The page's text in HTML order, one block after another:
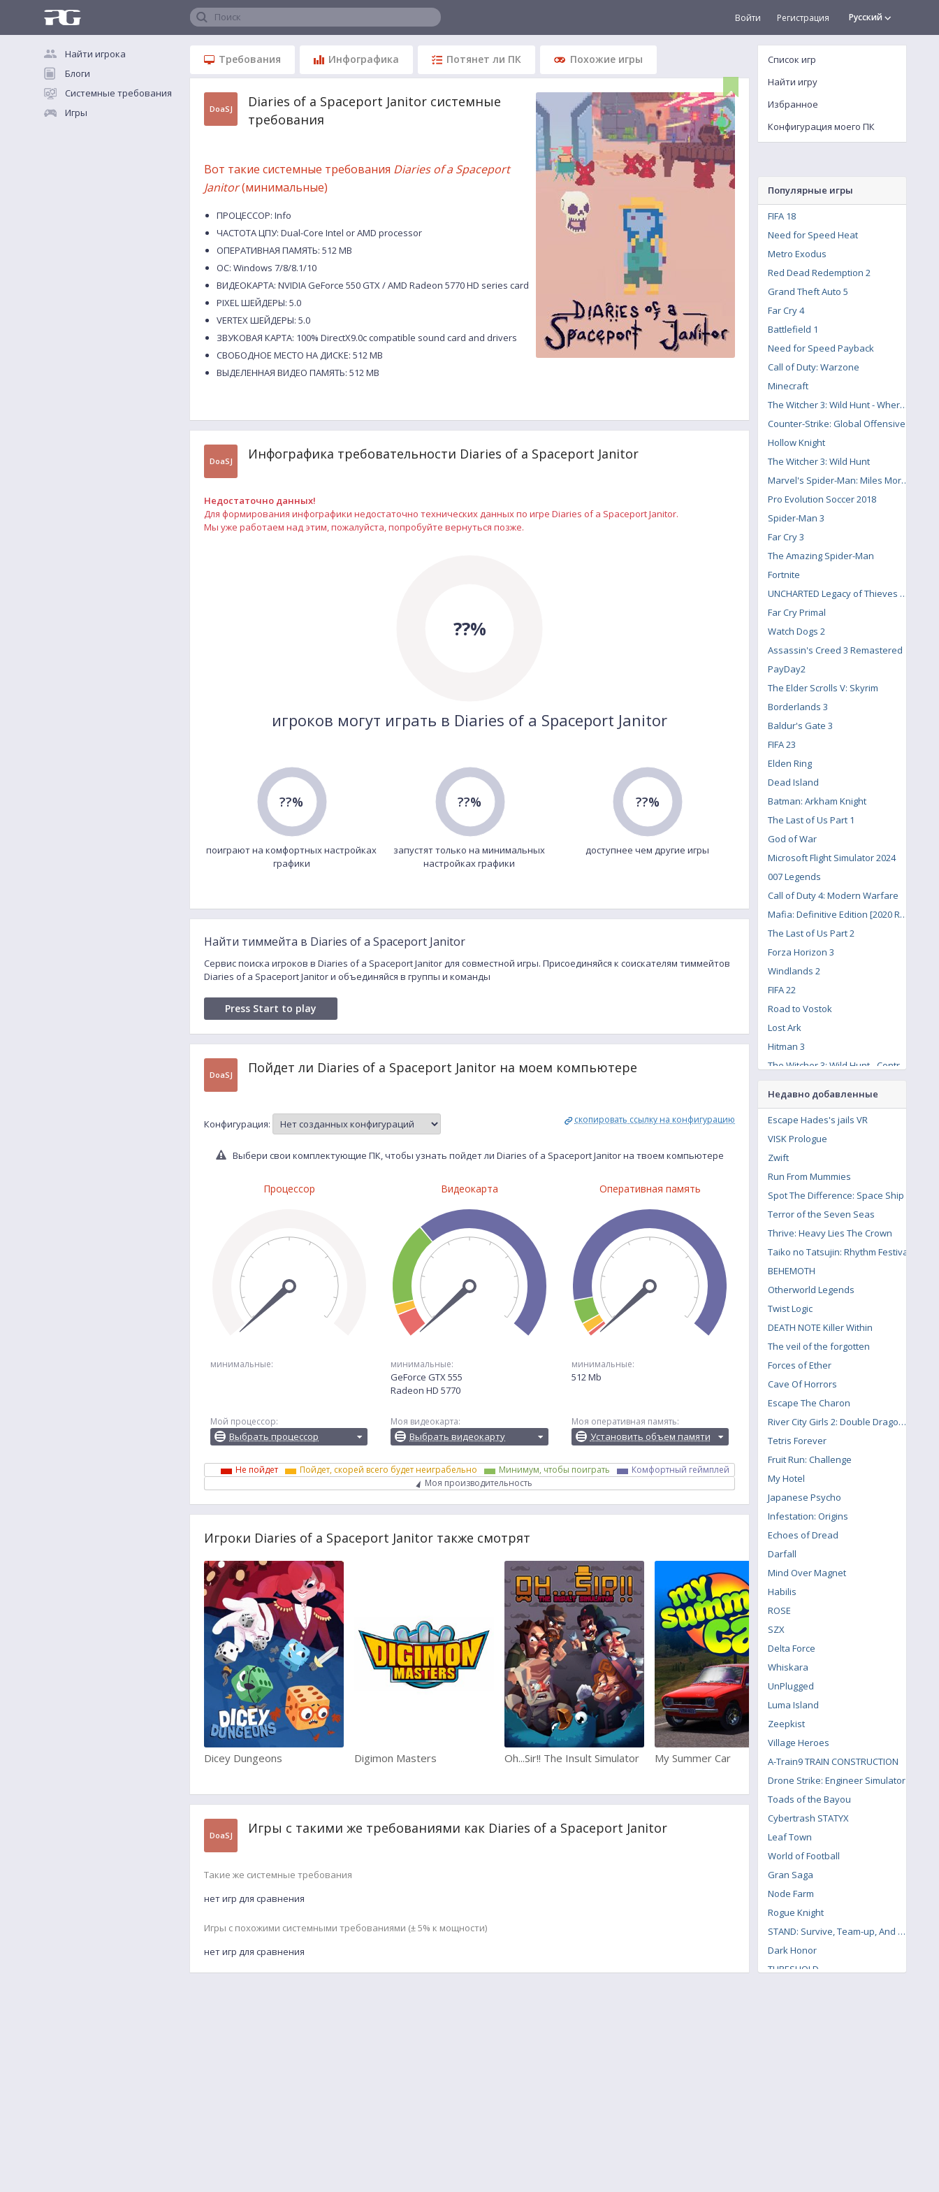
Поиск Русский
Войти Регистрация
Найти игрока
Блоги
Системные требования
Игры
Требования Инфографика Потянет ли ПК Похожие игры
DoaSJ
Diaries of a Spaceport Janitor системные
требования
Вот такие системные требования Diaries of a Spaceport
Janitor(минимальные)
ПРОЦЕССОР: Info
ЧАСТОТА ЦПУ: Dual-Core Intel or AMD processor
ОПЕРАТИВНАЯ ПАМЯТЬ: 512 MB
ОС: Windows 7/8/8.1/10
ВИДЕОКАРТА: NVIDIA GeForce 550 GTX / AMD Radeon 5770 HD series card
PIXEL ШЕЙДЕРЫ: 5.0
VERTEX ШЕЙДЕРЫ: 5.0
ЗВУКОВАЯ КАРТА: 100% DirectX9.0c compatible sound card and drivers
СВОБОДНОЕ МЕСТО НА ДИСКЕ: 512 MB
ВЫДЕЛЕННАЯ ВИДЕО ПАМЯТЬ: 512 MB
DoaSJ Инфографика требовательности Diaries of a Spaceport Janitor
Недостаточно данных!
Для формирования инфографики недостаточно технических данных по игре Diaries of a Spaceport Janitor.
Мы уже работаем над этим, пожалуйста, попробуйте вернуться позже.
??%
игроков могут играть в Diaries of a Spaceport Janitor
??%
поиграют на комфортных настройках
графики
??%
запустят только на минимальных
настройках графики
??%
доступнее чем другие игры
Найти тиммейта в Diaries of a Spaceport Janitor
Сервис поиска игроков в Diaries of a Spaceport Janitor для совместной игры. Присоединяйся к соискателям тиммейтов
Diaries of a Spaceport Janitor и объединяйся в группы и команды
Press Start to play
DoaSJ Пойдет ли Diaries of a Spaceport Janitor на моем компьютере
Конфигурация: скопировать ссылку на конфигурацию
Выбери свои комплектующие ПК, чтобы узнать пойдет ли Diaries of a Spaceport Janitor на твоем компьютере
Процессор
минимальные:
Мой процессор:
Выбрать процессор
Видеокарта
минимальные:
GeForce GTX 555
Radeon HD 5770
Моя видеокарта:
Выбрать видеокарту
Оперативная память
минимальные:
512 Mb
Моя оперативная память:
Установить объем памяти
Не пойдет Пойдет, скорей всего будет неиграбельно Минимум, чтобы поиграть
Комфортный геймплей
Моя производительность
Игроки Diaries of a Spaceport Janitor также смотрят
Dicey Dungeons Digimon Masters Oh...Sir!! The Insult Simulator My Summer Car Worms Ultimate Mayhem
DoaSJ Игры с такими же требованиями как Diaries of a Spaceport Janitor
Такие же системные требования
нет игр для сравнения
Игры с похожими системными требованиями (± 5% к мощности)
нет игр для сравнения
Список игр
Найти игру
Избранное
Конфигурация моего ПК
Популярные игры
FIFA 18
Need for Speed Heat
Metro Exodus
Red Dead Redemption 2
Grand Theft Auto 5
Far Cry 4
Battlefield 1
Need for Speed Payback
Call of Duty: Warzone
Minecraft
The Witcher 3: Wild Hunt - Where the Cat and Wolf Play
Counter-Strike: Global Offensive
Hollow Knight
The Witcher 3: Wild Hunt
Marvel's Spider-Man: Miles Morales
Pro Evolution Soccer 2018
Spider-Man 3
Far Cry 3
The Amazing Spider-Man
Fortnite
UNCHARTED Legacy of Thieves Collection
Far Cry Primal
Watch Dogs 2
Assassin's Creed 3 Remastered
PayDay2
The Elder Scrolls V: Skyrim
Borderlands 3
Baldur's Gate 3
FIFA 23
Elden Ring
Dead Island
Batman: Arkham Knight
The Last of Us Part 1
God of War
Microsoft Flight Simulator 2024
007 Legends
Call of Duty 4: Modern Warfare
Mafia: Definitive Edition [2020 Remake]
The Last of Us Part 2
Forza Horizon 3
Windlands 2
FIFA 22
Road to Vostok
Lost Ark
Hitman 3
Assassin's Creed Syndicate
The Crew 2
Недавно добавленные
Escape Hades's jails VR
VISK Prologue
Zwift
Run From Mummies
Spot The Difference: Space Ship
Terror of the Seven Seas
Thrive: Heavy Lies The Crown
Taiko no Tatsujin: Rhythm Festival
BEHEMOTH
Otherworld Legends
Twist Logic
DEATH NOTE Killer Within
The veil of the forgotten
Forces of Ether
Cave Of Horrors
Escape The Charon
River City Girls 2: Double Dragon DLC
Tetris Forever
Fruit Run: Challenge
My Hotel
Japanese Psycho
Infestation: Origins
Echoes of Dread
Darfall
Mind Over Magnet
Habilis
ROSE
SZX
Delta Force
Whiskara
UnPlugged
Luma Island
Zeepkist
Village Heroes
A-Train9 TRAIN CONSTRUCTION
Drone Strike: Engineer Simulator
Toads of the Bayou
Cybertrash STATYX
Leaf Town
World of Football
Gran Saga
Node Farm
Rogue Knight
STAND: Survive, Team-up, And Never Die
Dark Honor
THRESHOLD